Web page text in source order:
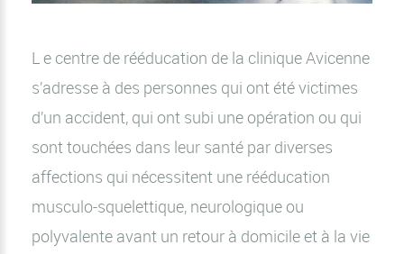
L e centre de rééducation de la clinique Avicenne
s’adresse à des personnes qui ont été victimes
d’un accident, qui ont subi une opération ou qui
sont touchées dans leur santé par diverses
affections qui nécessitent une rééducation
musculo-squelettique, neurologique ou
polyvalente avant un retour à domicile et à la vie